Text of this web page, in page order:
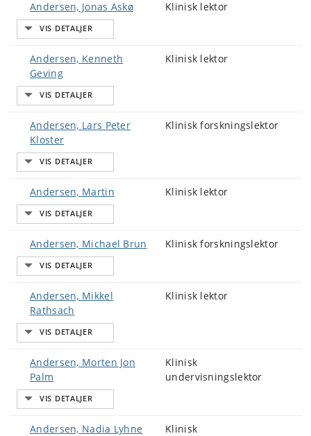
Andersen, Jonas Askø Klinisk lektor
Andersen, Kenneth
Geving
Klinisk lektor
Andersen, Lars Peter
Kloster
Klinisk forskningslektor
Andersen, Martin Klinisk lektor
Andersen, Michael Brun Klinisk forskningslektor
Andersen, Mikkel
Rathsach
Klinisk lektor
Andersen, Morten Jon
Palm
Klinisk
undervisningslektor
Andersen, Nadia Lyhne
Klinisk